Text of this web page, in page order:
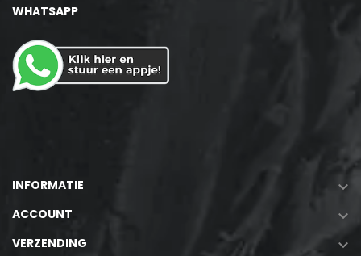
WHATSAPP
INFORMATIE 
ACCOUNT 
VERZENDING 